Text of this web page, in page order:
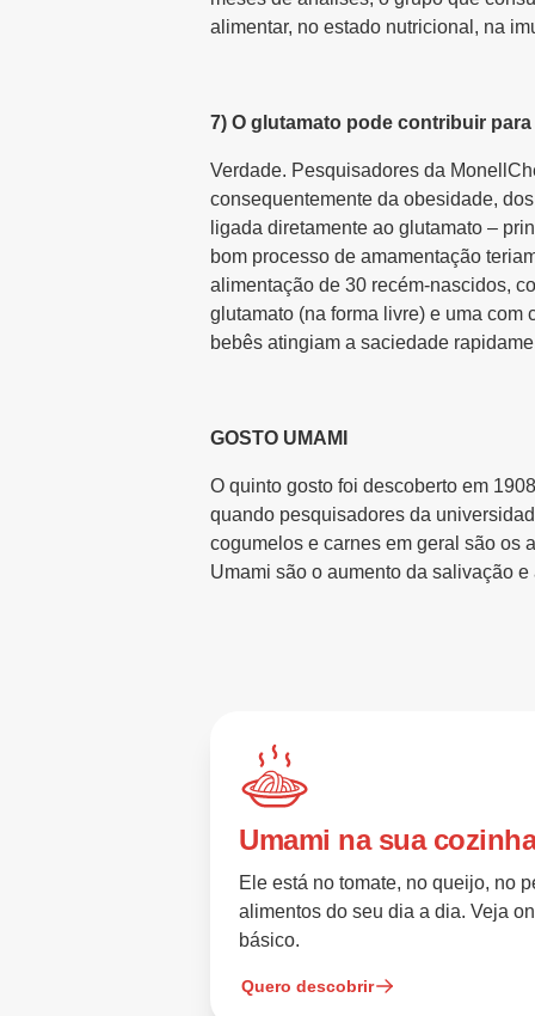
alimentar, no estado nutricional, na
7) O glutamato pode contribuir
Verdade. Pesquisadores da
consequentemente da obesidade,
ligada diretamente ao glutamato –
bom processo de amamentação
alimentação de 30 recém-nascidos,
glutamato (na forma livre) e uma
bebês atingiam a saciedade
GOSTO UMAMI
O quinto gosto foi descoberto em
quando pesquisadores da
cogumelos e carnes em geral são os
Umami são o aumento da salivação
Umami na sua
Ele está no tomate, no queijo, no
alimentos do seu dia a dia. Veja
básico.
Quero descobrir